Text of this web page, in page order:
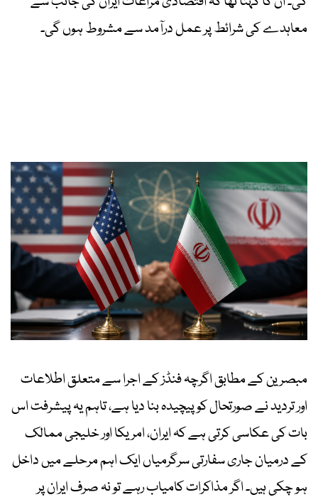
معاہدے کی شرائط پر عمل درآمد سے مشروط ہوں گی۔
مبصرین کے مطابق اگرچہ فنڈز کے اجرا سے متعلق اطلاعات
اور تردید نے صورتحال کو پیچیدہ بنا دیا ہے، تاہم یہ پیشرفت اس
بات کی عکاسی کرتی ہے کہ ایران، امریکا اور خلیجی ممالک
کے درمیان جاری سفارتی سرگرمیاں ایک اہم مرحلے میں داخل
ہو چکی ہیں۔ اگر مذاکرات کامیاب رہے تو نہ صرف ایران پر